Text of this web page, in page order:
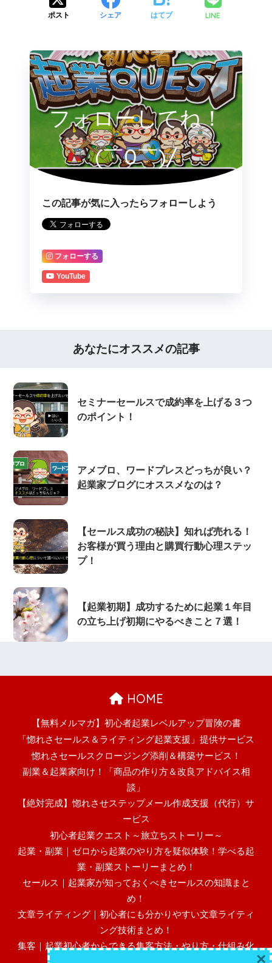
ポスト シェア はてブ LINE
フォローしてね！
(￣0￣)/
この記事が気に入ったらフォローしよう
フォローする
YouTube
あなたにオススメの記事
セミナーセールスで成約率を上げる３つ
のポイント！
アメブロ、ワードプレスどっちが良い？
起業家ブログにオススメなのは？
【セールス成功の秘訣】知れば売れる！
お客様が買う理由と購買行動心理ステッ
プ！
【起業初期】成功するために起業１年目
の立ち上げ初期にやるべきこと７選！
HOME
【無料メルマガ】初心者起業レベルアップ冒険の書
「惚れさセールス＆ライティング起業支援」提供サービス
惚れさセールスクロージング添削＆構築サービス！
副業＆起業家向け！「商品の作り方＆改良アドバイス相
談」
【絶対完成】惚れさせステップメール作成支援（代行）サ
ービス
初心者起業クエスト～旅立ちストーリー～
起業・副業｜ゼロから起業のやり方を疑似体験！学べる起
業・副業ストーリーまとめ！
セールス｜起業家が知っておくべきセールスの知識まと
め！
文章ライティング｜初心者にも分かりやすい文章ライティ
ング技術まとめ！
集客｜起業初心者からできる集客方法・やり方・仕組み化